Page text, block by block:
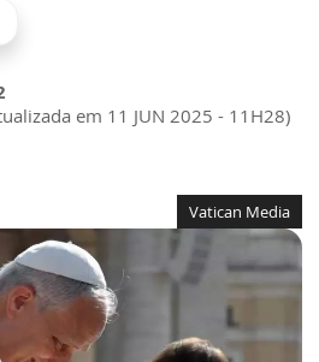
em 11 JUN 2025 - 11H28)
Vatican Media